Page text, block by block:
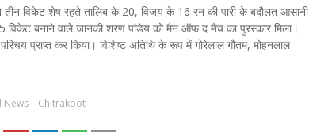
ने तीन विकेट शेष रहते तालिब के 20, विजय के 16 रन की पारी के बदौलत आसानी
विकेट बनाने वाले जानकी शरण पांडेय को मैन ऑफ द मैच का पुरस्कार मिला।
प्राप्त कर किया। विशिष्ट अतिथि के रूप में गोरेलाल गौतम, मोहनलाल
News Chitrakoot